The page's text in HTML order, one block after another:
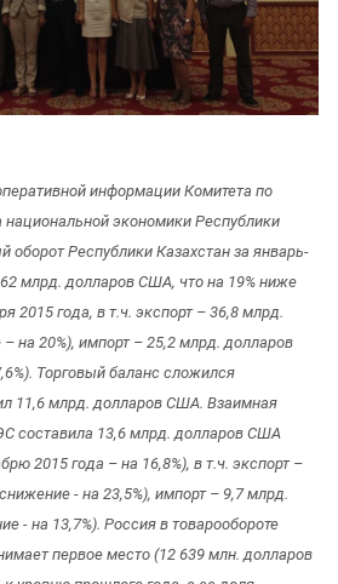
информации Комитета по
национальной экономики Республики
оборот Республики Казахстан за январь-
млрд. долларов США, что на 19% ниже
2015 года, в т.ч. экспорт – 36,8 млрд.
на 20%), импорт – 25,2 млрд. долларов
Торговый баланс сложился
11,6 млрд. долларов США. Взаимная
составила 13,6 млрд. долларов США
2015 года – на 16,8%), в т.ч. экспорт –
- на 23,5%), импорт – 9,7 млрд.
- на 13,7%). Россия в товарообороте
первое место (12 639 млн. долларов